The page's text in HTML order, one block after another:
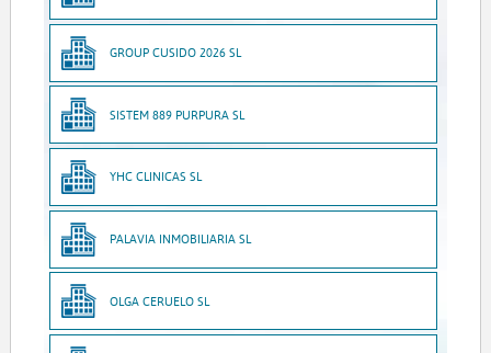
GROUP CUSIDO 2026 SL
SISTEM 889 PURPURA SL
YHC CLINICAS SL
PALAVIA INMOBILIARIA SL
OLGA CERUELO SL